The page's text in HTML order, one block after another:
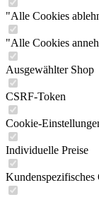
"Alle Cookies
"Alle Cookies
Ausgewählter Shop
CSRF-Token
Cookie-
Individuelle Preise
Kundenspezifisches